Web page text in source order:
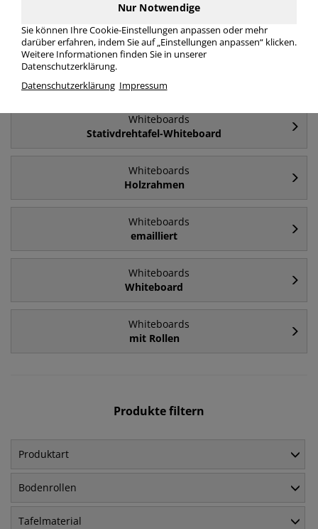
Whiteboards
einseitig
Alurahmen
Whiteboards
Stativdrehtafel-Whiteboard
Whiteboards
Holzrahmen
Whiteboards
emailliert
Whiteboards
Whiteboard
Whiteboards
mit Rollen
Produkte filtern
Produktart
Bodenrollen
Tafelmaterial
Nur Notwendige
Sie können Ihre Cookie-Einstellungen anpassen oder mehr
darüber erfahren, indem Sie auf „Einstellungen anpassen“ klicken.
Weitere Informationen finden Sie in unserer
Datenschutzerklärung.
Datenschutzerklärung Impressum